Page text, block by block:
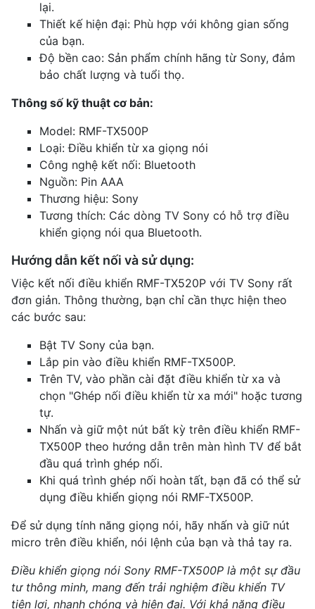
lại.
Thiết kế hiện đại: Phù hợp với không gian sống
của bạn.
Độ bền cao: Sản phẩm chính hãng từ Sony, đảm
bảo chất lượng và tuổi thọ.
Thông số kỹ thuật cơ bản:
Model: RMF-TX500P
Loại: Điều khiển từ xa giọng nói
Công nghệ kết nối: Bluetooth
Nguồn: Pin AAA
Thương hiệu: Sony
Tương thích: Các dòng TV Sony có hỗ trợ điều
khiển giọng nói qua Bluetooth.
Hướng dẫn kết nối và sử dụng:
Việc kết nối điều khiển RMF-TX520P với TV Sony rất
đơn giản. Thông thường, bạn chỉ cần thực hiện theo
các bước sau:
Bật TV Sony của bạn.
Lắp pin vào điều khiển RMF-TX500P.
Trên TV, vào phần cài đặt điều khiển từ xa và
chọn "Ghép nối điều khiển từ xa mới" hoặc tương
tự.
Nhấn và giữ một nút bất kỳ trên điều khiển RMF-
TX500P theo hướng dẫn trên màn hình TV để bắt
đầu quá trình ghép nối.
Khi quá trình ghép nối hoàn tất, bạn đã có thể sử
dụng điều khiển giọng nói RMF-TX500P.
Để sử dụng tính năng giọng nói, hãy nhấn và giữ nút
micro trên điều khiển, nói lệnh của bạn và thả tay ra.
Điều khiển giọng nói Sony RMF-TX500P là một sự đầu
tư thông minh, mang đến trải nghiệm điều khiển TV
tiện lợi, nhanh chóng và hiện đại. Với khả năng điều